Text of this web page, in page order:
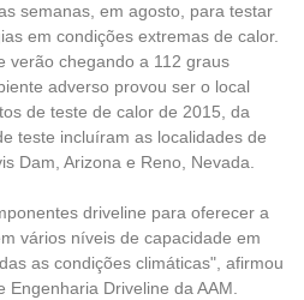
semanas, em agosto, para testar
em condições extremas de calor.
verão chegando a 112 graus
adverso provou ser o local
de teste de calor de 2015, da
teste incluíram as localidades de
Dam, Arizona e Reno, Nevada.
driveline para oferecer a
vários níveis de capacidade em
as condições climáticas", afirmou
Engenharia Driveline da AAM.